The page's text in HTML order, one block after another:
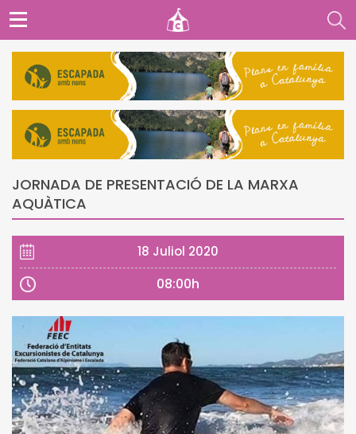
JORNADA DE PRESENTACIÓ DE LA MARXA
AQUÀTICA
18 Juliol 2020
08:00h